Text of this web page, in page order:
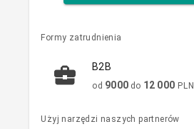
Formy zatrudnienia
B2B
od 9000 do 12 000 PLN
Użyj narzędzi naszych partnerów